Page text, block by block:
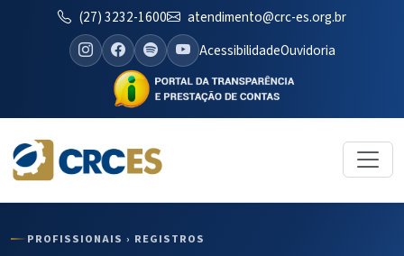
(27) 3232-1600
atendimento@crc-es.org.br
AcessibilidadeOuvidoria
PROFISSIONAIS › REGISTROS